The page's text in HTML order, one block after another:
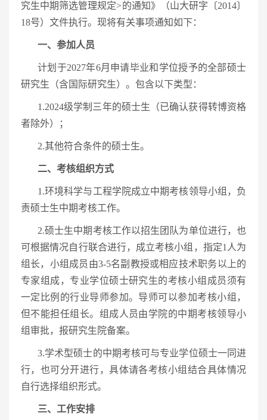
究生中期筛选管理规定>的通知》（山大研字〔2014〕
18号）文件执行。现将有关事项通知如下：
一、参加人员
计划于2027年6月申请毕业和学位授予的全部硕士
研究生（含国际研究生）。包含以下类型：
1.2024级学制三年的硕士生（已确认获得转博资格
者除外）；
2.其他符合条件的硕士生。
二、考核组织方式
1.环境科学与工程学院成立中期考核领导小组，负
责硕士生中期考核工作。
2.硕士生中期考核工作以招生团队为单位进行，也
可根据情况自行联合进行，成立考核小组，指定1人为
组长，小组成员由3-5名副教授或相应技术职务以上的
专家组成，专业学位硕士研究生的考核小组成员须有
一定比例的行业导师参加。导师可以参加考核小组，
但不能担任组长。组成人员由学院的中期考核领导小
组审批，报研究生院备案。
3.学术型硕士的中期考核可与专业学位硕士一同进
行，也可分开进行，具体请各考核小组结合具体情况
自行选择组织形式。
三、工作安排